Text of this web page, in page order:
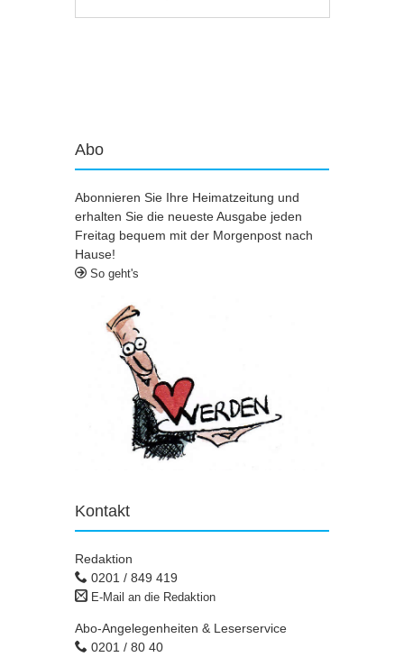
Abo
Abonnieren Sie Ihre Heimatzeitung und
erhalten Sie die neueste Ausgabe jeden
Freitag bequem mit der Morgenpost nach
Hause!
So geht's
Kontakt
Redaktion
0201 / 849 419
E-Mail an die Redaktion
Abo-Angelegenheiten & Leserservice
0201 / 80 40